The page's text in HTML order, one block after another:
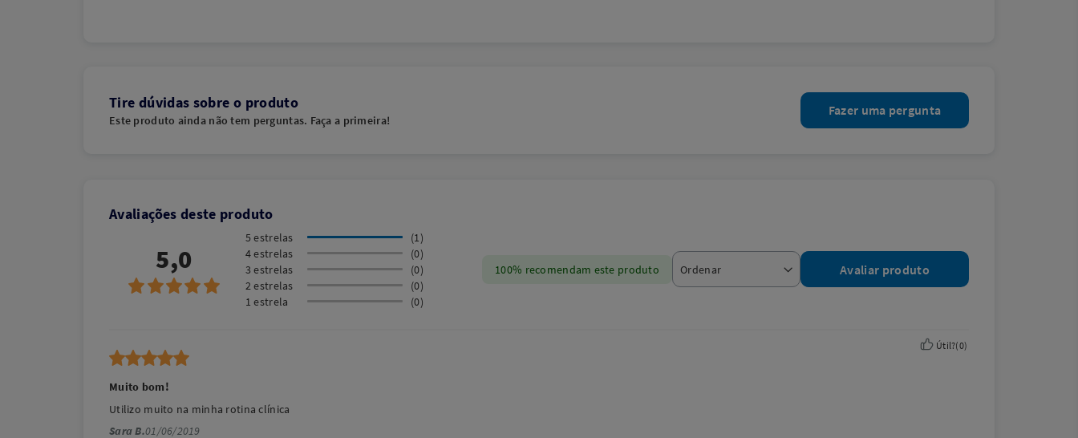
Tire dúvidas sobre o produto
Este produto ainda não tem perguntas. Faça a primeira!
Fazer uma pergunta
Avaliações deste produto
5,0
5 estrelas
(1)
4 estrelas
(0)
3 estrelas
(0)
2 estrelas
(0)
1 estrela
(0)
100% recomendam este produto Avaliar produto
Muito bom!
Utilizo muito na minha rotina clínica
Sara B.01/06/2019
Útil?(0)